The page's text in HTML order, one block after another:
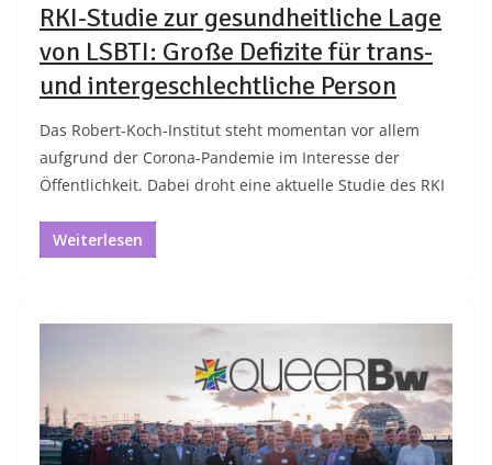
RKI-Studie zur gesundheitliche Lage
von LSBTI: Große Defizite für trans-
und intergeschlechtliche Person
Das Robert-Koch-Institut steht momentan vor allem
aufgrund der Corona-Pandemie im Interesse der
Öffentlichkeit. Dabei droht eine aktuelle Studie des RKI
Weiterlesen